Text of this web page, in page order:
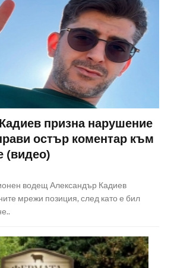
призна нарушение
остър коментар към
(видео)
водещ Александър Кадиев
мрежи позиция, след като е бил